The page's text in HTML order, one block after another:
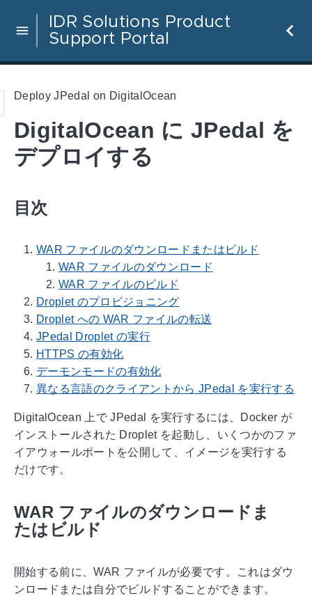
IDR Solutions Product
Support Portal
Deploy JPedal on DigitalOcean
DigitalOcean に JPedal を
デプロイする
目次
WAR ファイルのダウンロードまたはビルド
WAR ファイルのダウンロード
WAR ファイルのビルド
Droplet のプロビジョニング
Droplet への WAR ファイルの転送
JPedal Droplet の実行
HTTPS の有効化
デーモンモードの有効化
異なる言語のクライアントから JPedal を実行する
DigitalOcean 上で JPedal を実行するには、Docker が
インストールされた Droplet を起動し、いくつかのファ
イアウォールポートを公開して、イメージを実行する
だけです。
WAR ファイルのダウンロードま
たはビルド
開始する前に、WAR ファイルが必要です。これはダウ
ンロードまたは自分でビルドすることができます。